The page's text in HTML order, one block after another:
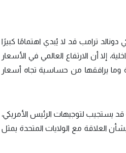
ترامب قد لا يُبدي اهتمامًا كبيرًا
إلا أن الارتفاع العالمي في الأسعار
وما يرافقها من حساسية تجاه أسعار
قد يستجيب لتوجيهات الرئيس الأمريكي،
العلاقة مع الولايات المتحدة يمثل